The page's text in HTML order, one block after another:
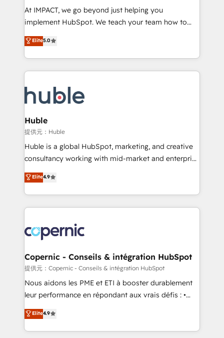
WooCommerce 💲 Stripe or Paypal 💰 Sage or
Netsuite 🤖 Google or Microsoft ✍️ DocuSign or
the rare Advanced "Custom Integrations"
Accreditation, securely sync data across... 🔄 any
new HubSpot portal with Advanced Website and
CRM Migrations using our in-house "HubScrub" Tool.
At IMPACT, we go beyond just helping you
implement HubSpot. We teach your team how to
master it. As the creators of the Endless Customers
System™ (the next evolution of They Ask, You
Answer), we’re the only HubSpot partner built
entirely around coaching and training. That means
skills, processes, and internal team you need to
attract the right buyers, close deals faster, and grow
without outside dependencies. You’ll learn how to: •
Set up, audit, and organize your HubSpot portal •
Get your sales team fully using HubSpot • Track
pipeline and revenue across the entire buyer journey
growth • Create content and videos that attract
buyers • Use AI to scale smarter Our coaching-led
lasts. So if you're ready to become the most trusted
voice in your market, let’s talk.
Elite5.0
Huble
提供元：Huble
Huble is a global HubSpot, marketing, and creative
consultancy working with mid-market and enterprise
businesses. We go beyond implementation, shaping
the strategy, processes, and teams that turn
HubSpot into a genuine growth engine. Named
HubSpot's Global Partner of the Year in 2024,
worldwide, and with over 15 years in the ecosystem,
Huble has built a track record that speaks for itself.
One company, one operating model, delivering
across offices and consulting teams in the UK, USA,
Canada, Germany, France, Belgium, Singapore, and
South Africa. Certified compliant with ISO/IEC
international offices and 175+ employees.
Elite4.9
Copernic - Conseils & intégration HubSpot
提供元：Copernic - Conseils & intégration HubSpot
Nous aidons les PME et ETI à booster durablement
leur performance en répondant aux vrais défis : •
Intégration de HubSpot avec d’autres outils (ERP,
téléphonie, etc.) • Alignement des équipes grâce à un
outil et des données partagées • Amélioration de la
Elite4.9